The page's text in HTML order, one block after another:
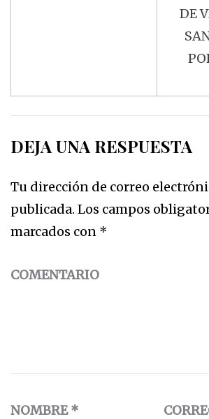
DE
DEJA UNA RESPUESTA
Tu dirección de correo
publicada. Los campos
marcados con *
COMENTARIO
NOMBRE*